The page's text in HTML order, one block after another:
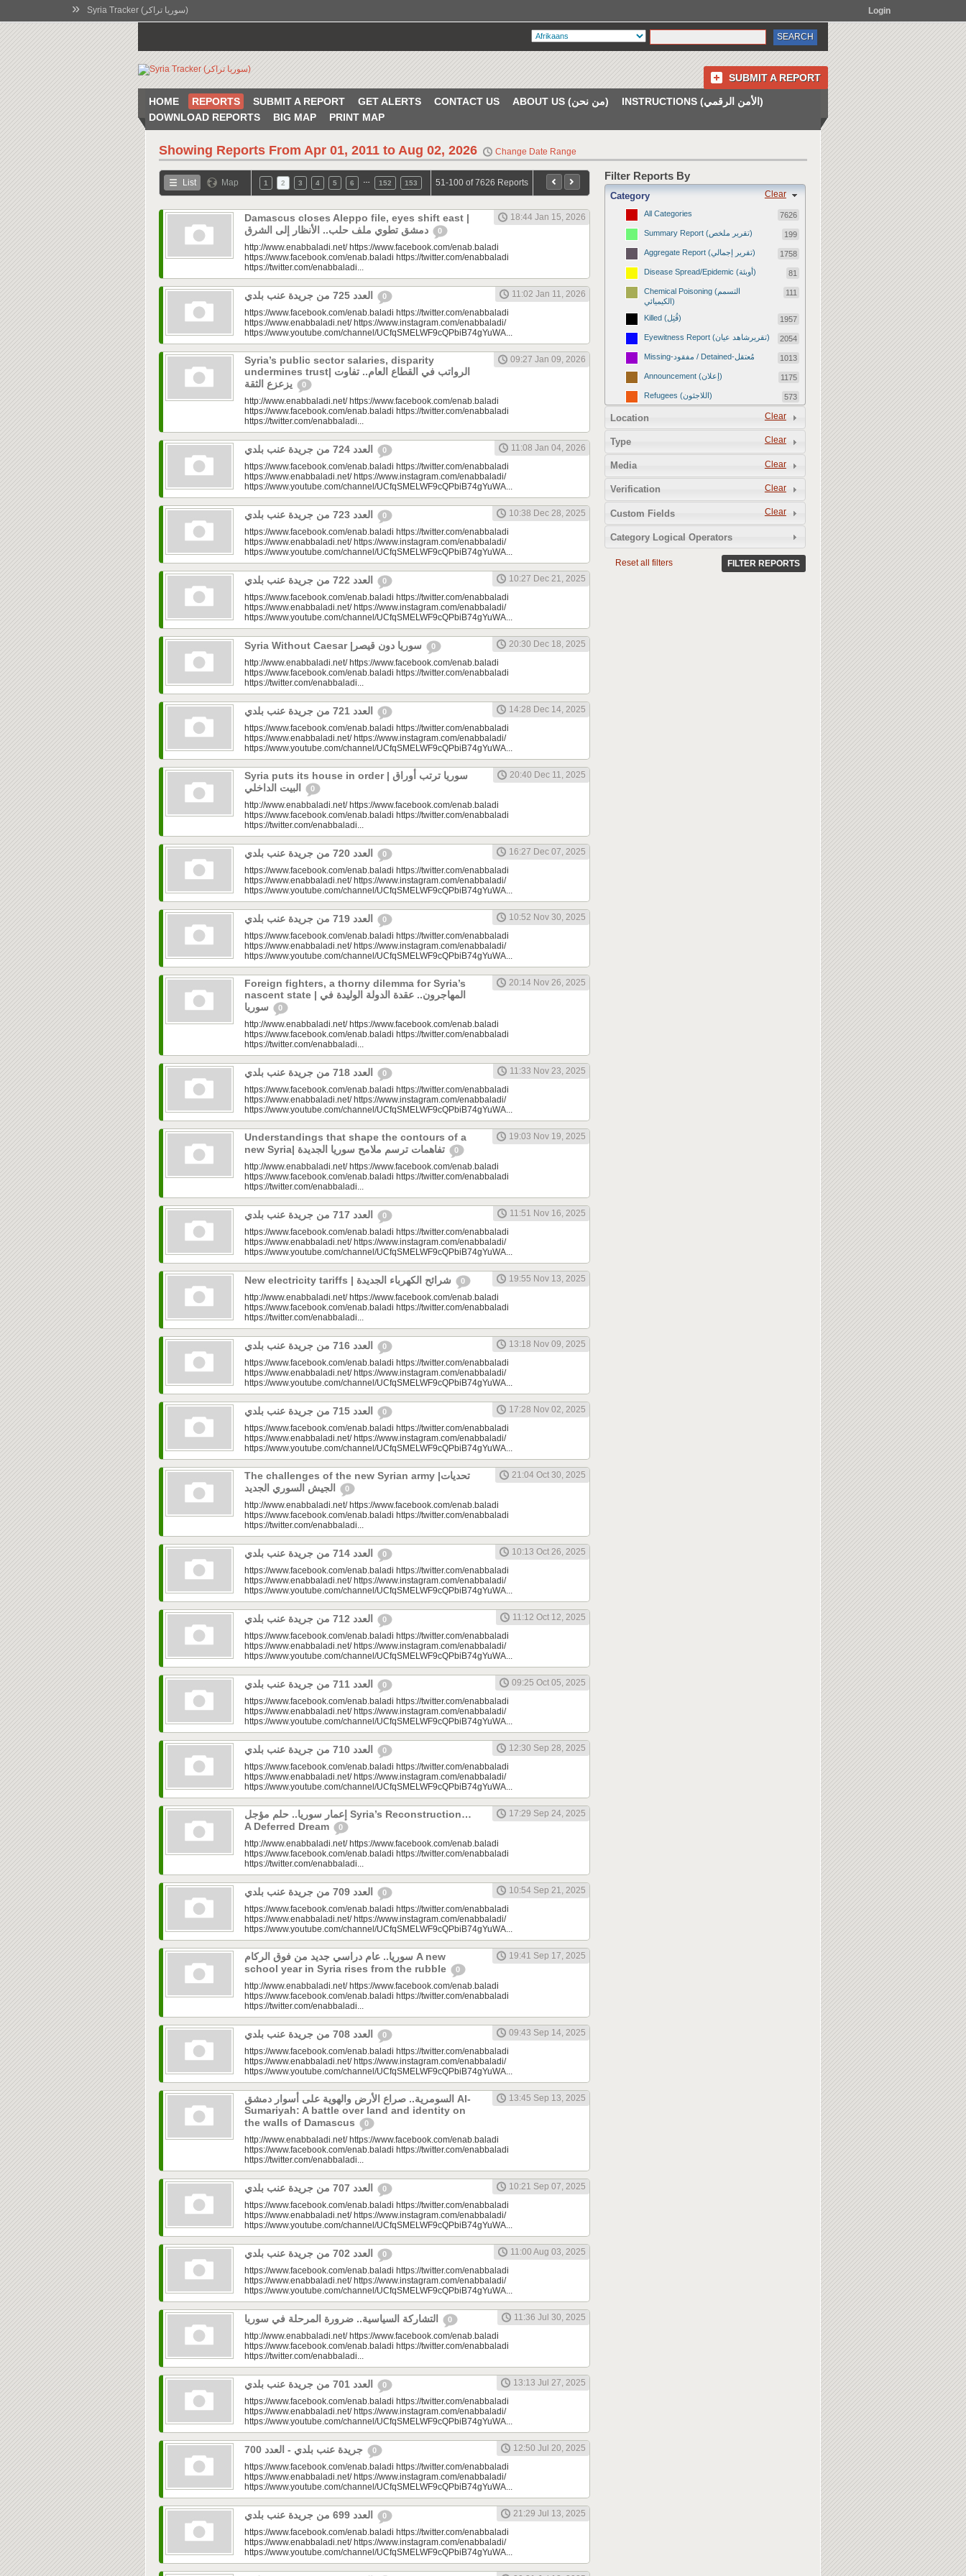
» Syria Tracker (سوريا تراكر) Login
SUBMIT A REPORT
HOME REPORTS SUBMIT A REPORT GET ALERTS CONTACT US ABOUT US (من نحن)
INSTRUCTIONS (الأمن الرقمي)
DOWNLOAD REPORTS
BIG MAP PRINT MAP
Showing Reports From Apr 01, 2011 to Aug 02, 2026 Change Date Range
List Map 1 2 3 4 5 6 152 153 51-100 of 7626 Reports
Damascus closes Aleppo file, eyes shift east |
0
18:44 Jan 15, 2026
http://www.enabbaladi.net/ https://www.facebook.com/enab.baladi
https://www.facebook.com/enab.baladi https://twitter.com/enabbaladi
https://twitter.com/enabbaladi...
0
11:02 Jan 11, 2026
https://www.facebook.com/enab.baladi https://twitter.com/enabbaladi
https://www.enabbaladi.net/ https://www.instagram.com/enabbaladi/
https://www.youtube.com/channel/UCfqSMELWF9cQPbiB74gYuWA...
Syria’s public sector salaries, disparity
undermines trust| الرواتب في القطاع العام.. تفاوت
0
09:27 Jan 09, 2026
http://www.enabbaladi.net/ https://www.facebook.com/enab.baladi
https://www.facebook.com/enab.baladi https://twitter.com/enabbaladi
https://twitter.com/enabbaladi...
0
11:08 Jan 04, 2026
https://www.facebook.com/enab.baladi https://twitter.com/enabbaladi
https://www.enabbaladi.net/ https://www.instagram.com/enabbaladi/
https://www.youtube.com/channel/UCfqSMELWF9cQPbiB74gYuWA...
0
10:38 Dec 28, 2025
https://www.facebook.com/enab.baladi https://twitter.com/enabbaladi
https://www.enabbaladi.net/ https://www.instagram.com/enabbaladi/
https://www.youtube.com/channel/UCfqSMELWF9cQPbiB74gYuWA...
0
10:27 Dec 21, 2025
https://www.facebook.com/enab.baladi https://twitter.com/enabbaladi
https://www.enabbaladi.net/ https://www.instagram.com/enabbaladi/
https://www.youtube.com/channel/UCfqSMELWF9cQPbiB74gYuWA...
0
20:30 Dec 18, 2025
http://www.enabbaladi.net/ https://www.facebook.com/enab.baladi
https://www.facebook.com/enab.baladi https://twitter.com/enabbaladi
https://twitter.com/enabbaladi...
0
14:28 Dec 14, 2025
https://www.facebook.com/enab.baladi https://twitter.com/enabbaladi
https://www.enabbaladi.net/ https://www.instagram.com/enabbaladi/
https://www.youtube.com/channel/UCfqSMELWF9cQPbiB74gYuWA...
Syria puts its house in order | سوريا ترتب أوراق
0
20:40 Dec 11, 2025
http://www.enabbaladi.net/ https://www.facebook.com/enab.baladi
https://www.facebook.com/enab.baladi https://twitter.com/enabbaladi
https://twitter.com/enabbaladi...
0
16:27 Dec 07, 2025
https://www.facebook.com/enab.baladi https://twitter.com/enabbaladi
https://www.enabbaladi.net/ https://www.instagram.com/enabbaladi/
https://www.youtube.com/channel/UCfqSMELWF9cQPbiB74gYuWA...
0
10:52 Nov 30, 2025
https://www.facebook.com/enab.baladi https://twitter.com/enabbaladi
https://www.enabbaladi.net/ https://www.instagram.com/enabbaladi/
https://www.youtube.com/channel/UCfqSMELWF9cQPbiB74gYuWA...
Foreign fighters, a thorny dilemma for Syria’s
nascent state | المهاجرون.. عقدة الدولة الوليدة في
0
20:14 Nov 26, 2025
http://www.enabbaladi.net/ https://www.facebook.com/enab.baladi
https://www.facebook.com/enab.baladi https://twitter.com/enabbaladi
https://twitter.com/enabbaladi...
0
11:33 Nov 23, 2025
https://www.facebook.com/enab.baladi https://twitter.com/enabbaladi
https://www.enabbaladi.net/ https://www.instagram.com/enabbaladi/
https://www.youtube.com/channel/UCfqSMELWF9cQPbiB74gYuWA...
Understandings that shape the contours of a
0
19:03 Nov 19, 2025
http://www.enabbaladi.net/ https://www.facebook.com/enab.baladi
https://www.facebook.com/enab.baladi https://twitter.com/enabbaladi
https://twitter.com/enabbaladi...
0
11:51 Nov 16, 2025
https://www.facebook.com/enab.baladi https://twitter.com/enabbaladi
https://www.enabbaladi.net/ https://www.instagram.com/enabbaladi/
https://www.youtube.com/channel/UCfqSMELWF9cQPbiB74gYuWA...
0
19:55 Nov 13, 2025
http://www.enabbaladi.net/ https://www.facebook.com/enab.baladi
https://www.facebook.com/enab.baladi https://twitter.com/enabbaladi
https://twitter.com/enabbaladi...
0
13:18 Nov 09, 2025
https://www.facebook.com/enab.baladi https://twitter.com/enabbaladi
https://www.enabbaladi.net/ https://www.instagram.com/enabbaladi/
https://www.youtube.com/channel/UCfqSMELWF9cQPbiB74gYuWA...
0
17:28 Nov 02, 2025
https://www.facebook.com/enab.baladi https://twitter.com/enabbaladi
https://www.enabbaladi.net/ https://www.instagram.com/enabbaladi/
https://www.youtube.com/channel/UCfqSMELWF9cQPbiB74gYuWA...
The challenges of the new Syrian army |تحديات
0
21:04 Oct 30, 2025
http://www.enabbaladi.net/ https://www.facebook.com/enab.baladi
https://www.facebook.com/enab.baladi https://twitter.com/enabbaladi
https://twitter.com/enabbaladi...
0
10:13 Oct 26, 2025
https://www.facebook.com/enab.baladi https://twitter.com/enabbaladi
https://www.enabbaladi.net/ https://www.instagram.com/enabbaladi/
https://www.youtube.com/channel/UCfqSMELWF9cQPbiB74gYuWA...
0
11:12 Oct 12, 2025
https://www.facebook.com/enab.baladi https://twitter.com/enabbaladi
https://www.enabbaladi.net/ https://www.instagram.com/enabbaladi/
https://www.youtube.com/channel/UCfqSMELWF9cQPbiB74gYuWA...
0
09:25 Oct 05, 2025
https://www.facebook.com/enab.baladi https://twitter.com/enabbaladi
https://www.enabbaladi.net/ https://www.instagram.com/enabbaladi/
https://www.youtube.com/channel/UCfqSMELWF9cQPbiB74gYuWA...
0
12:30 Sep 28, 2025
https://www.facebook.com/enab.baladi https://twitter.com/enabbaladi
https://www.enabbaladi.net/ https://www.instagram.com/enabbaladi/
https://www.youtube.com/channel/UCfqSMELWF9cQPbiB74gYuWA...
إعمار سوريا.. حلم مؤجل Syria’s Reconstruction…
A Deferred Dream
0
17:29 Sep 24, 2025
http://www.enabbaladi.net/ https://www.facebook.com/enab.baladi
https://www.facebook.com/enab.baladi https://twitter.com/enabbaladi
https://twitter.com/enabbaladi...
0
10:54 Sep 21, 2025
https://www.facebook.com/enab.baladi https://twitter.com/enabbaladi
https://www.enabbaladi.net/ https://www.instagram.com/enabbaladi/
https://www.youtube.com/channel/UCfqSMELWF9cQPbiB74gYuWA...
سوريا.. عام دراسي جديد من فوق الركام A new
school year in Syria rises from the rubble
0
19:41 Sep 17, 2025
http://www.enabbaladi.net/ https://www.facebook.com/enab.baladi
https://www.facebook.com/enab.baladi https://twitter.com/enabbaladi
https://twitter.com/enabbaladi...
0
09:43 Sep 14, 2025
https://www.facebook.com/enab.baladi https://twitter.com/enabbaladi
https://www.enabbaladi.net/ https://www.instagram.com/enabbaladi/
https://www.youtube.com/channel/UCfqSMELWF9cQPbiB74gYuWA...
السومرية.. صراع الأرض والهوية على أسوار دمشق Al-
Sumariyah: A battle over land and identity on
the walls of Damascus
0
13:45 Sep 13, 2025
http://www.enabbaladi.net/ https://www.facebook.com/enab.baladi
https://www.facebook.com/enab.baladi https://twitter.com/enabbaladi
https://twitter.com/enabbaladi...
0
10:21 Sep 07, 2025
https://www.facebook.com/enab.baladi https://twitter.com/enabbaladi
https://www.enabbaladi.net/ https://www.instagram.com/enabbaladi/
https://www.youtube.com/channel/UCfqSMELWF9cQPbiB74gYuWA...
0
11:00 Aug 03, 2025
https://www.facebook.com/enab.baladi https://twitter.com/enabbaladi
https://www.enabbaladi.net/ https://www.instagram.com/enabbaladi/
https://www.youtube.com/channel/UCfqSMELWF9cQPbiB74gYuWA...
0
11:36 Jul 30, 2025
http://www.enabbaladi.net/ https://www.facebook.com/enab.baladi
https://www.facebook.com/enab.baladi https://twitter.com/enabbaladi
https://twitter.com/enabbaladi...
0
13:13 Jul 27, 2025
https://www.facebook.com/enab.baladi https://twitter.com/enabbaladi
https://www.enabbaladi.net/ https://www.instagram.com/enabbaladi/
https://www.youtube.com/channel/UCfqSMELWF9cQPbiB74gYuWA...
0
12:50 Jul 20, 2025
https://www.facebook.com/enab.baladi https://twitter.com/enabbaladi
https://www.enabbaladi.net/ https://www.instagram.com/enabbaladi/
https://www.youtube.com/channel/UCfqSMELWF9cQPbiB74gYuWA...
0
21:29 Jul 13, 2025
https://www.facebook.com/enab.baladi https://twitter.com/enabbaladi
https://www.enabbaladi.net/ https://www.instagram.com/enabbaladi/
https://www.youtube.com/channel/UCfqSMELWF9cQPbiB74gYuWA...
Filter Reports By
Clear
Category
All Categories 7626
Summary Report (تقرير ملخص) 199
Aggregate Report (تقرير إجمالي) 1758
Disease Spread/Epidemic (أوبئة) 81
Chemical Poisoning (التسمم
الكيميائي)
111
Killed (قُتِل) 1957
Eyewitness Report (تقريرشاهد عيان) 2054
Missing-مفقود / Detained-مُعتقل 1013
Announcement (إعلان) 1175
Refugees (اللاجئون) 573
1672
Revenge Killings (القتل بدافع الانتقام) 11
2
13
Clear
Location
Clear
Type
Clear
Media
Clear
Verification
Clear
Custom Fields
Category Logical Operators
Reset all filters FILTER REPORTS